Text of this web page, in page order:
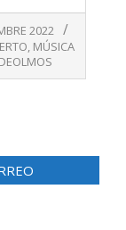
2022
, MÚSICA